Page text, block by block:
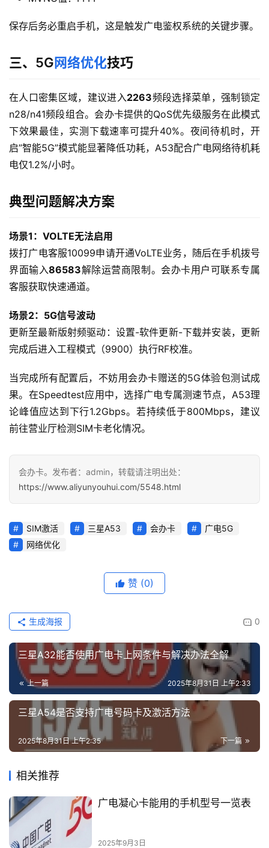
页
流
宽
带
随
W
i
i
快
讯
更
多
页
保存后务必重启手机，这是触发广电鉴权系统的关键步骤。
三、5G网络优化技巧
在人口密集区域，建议进入2263频段选择菜单，强制锁定
n28/n41频段组合。会办卡提供的QoS优先级服务在此模式
下效果最佳，实测下载速率可提升40%。夜间待机时，开
启”智能5G”模式能显著降低功耗，A53配合广电网络待机耗
电仅1.2%/小时。
典型问题解决方案
场景1：VOLTE无法启用
拨打广电客服10099申请开通VoLTE业务，随后在手机拨号
界面输入86583解除运营商限制。会办卡用户可联系专属
客服获取快速通道。
场景2：5G信号波动
更新至最新版射频驱动：设置-软件更新-下载并安装，更新
完成后进入工程模式（9900）执行RF校准。
当完成所有配置后，不妨用会办卡赠送的5G体验包测试成
果。在Speedtest应用中，选择广电专属测速节点，A53理
论峰值应达到下行1.2Gbps。若持续低于800Mbps，建议
前往营业厅检测SIM卡老化情况。
会办卡。发布者：admin，转载请注明出处：
https://www.aliyunyouhui.com/5548.html
SIM激活 三星A53 会办卡
广电5G
网络优化
赞 (0)
0
生成海报
三星A32能否使用广电卡上网条件与解决办法全解
上一篇 2025年8月31日 上午2:33
三星A54是否支持广电号码卡及激活方法
下一篇
2025年8月31日 上午2:35
相关推荐
广电凝心卡能用的手机型号一览表
2025年9月3日